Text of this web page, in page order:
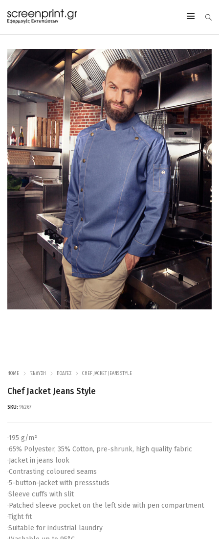
HOME ΈΝΔΥΣΗ ΠΟΔΙΈΣ CHEF JACKET JEANS STYLE
Chef Jacket Jeans Style
SKU: 96267
·195 g/m²
·65% Polyester, 35% Cotton, pre-shrunk, high quality fabric
·Jacket in jeans look
·Contrasting coloured seams
·5-button-jacket with pressstuds
·Sleeve cuffs with slit
·Patched sleeve pocket on the left side with pen compartment
·Tight fit
·Suitable for industrial laundry